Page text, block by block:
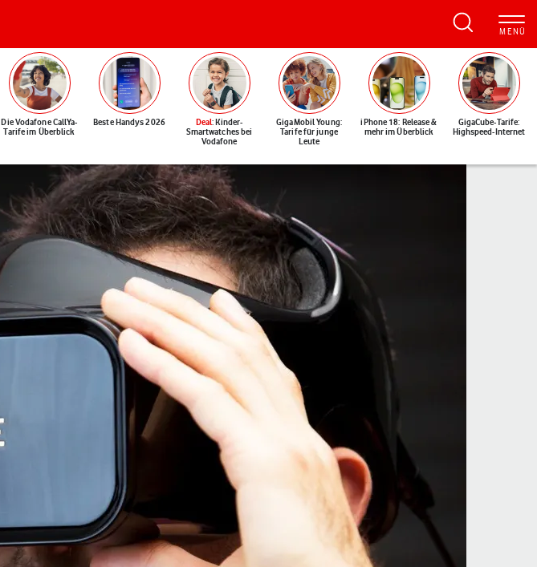
Die Vodafone CallYa-
Tarife im Überblick
Beste Handys 2026 Deal: Kinder-
Smartwatches bei
Vodafone
GigaMobil Young:
Tarife für junge
Leute
iPhone 18: Release &
mehr im Überblick
GigaCube-Tarife:
Highspeed-Internet